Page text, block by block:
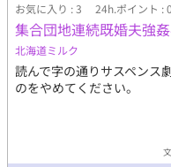
お気に入り : 3 24h.ポイント : 0
集合団地連続既婚夫強
北海道ミルク
読んで字の通りサスペンス
のをやめてください。